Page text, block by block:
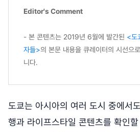
Editor's Comment
- 본 콘텐츠는 2019년 6월에 발간된 <도
자들>의 본문 내용을 큐레이터의 시선으
니다.
도쿄는 아시아의 여러 도시 중에서
행과 라이프스타일 콘텐츠를 확인